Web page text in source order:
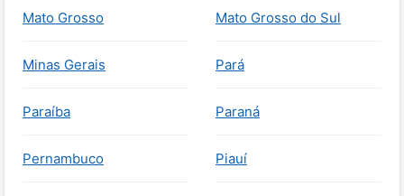
Mato Grosso Mato Grosso do Sul
Minas Gerais Pará
Paraíba Paraná
Pernambuco Piauí